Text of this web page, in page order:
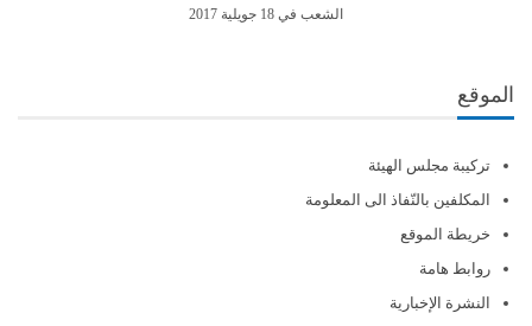
الشعب في 18 جويلية 2017
الموقع
تركيبة مجلس الهيئة
المكلفين بالنّفاذ الى المعلومة
خريطة الموقع
روابط هامة
النشرة الإخبارية